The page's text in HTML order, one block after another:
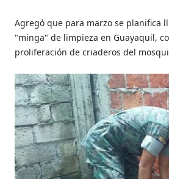
Agregó que para marzo se planifica
"minga" de limpieza en Guayaquil,
proliferación de criaderos del